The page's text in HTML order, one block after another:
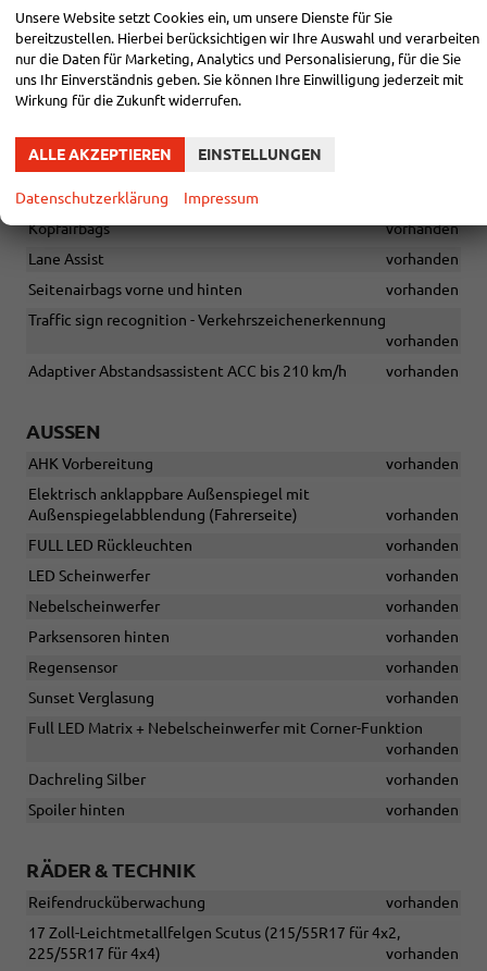
vorhanden
Fahrer- und abschaltbarer Beifahrerairbag
vorhanden
Fahrer-Knieairbag
vorhanden
Gurtanlegesignalisation für alle Sitze
Isofix-Vorbereitung auf den äußeren Rücksitzen, inklusive Top-
Tether
Kopfairbags
vorhanden
Lane Assist
vorhanden
Seitenairbags vorne und hinten
vorhanden
Traffic sign recognition - Verkehrszeichenerkennung
vorhanden
Adaptiver Abstandsassistent ACC bis 210 km/h
vorhanden
AUSSEN
AHK Vorbereitung
vorhanden
Elektrisch anklappbare Außenspiegel mit
Außenspiegelabblendung (Fahrerseite)
vorhanden
FULL LED Rückleuchten
vorhanden
LED Scheinwerfer
vorhanden
Nebelscheinwerfer
vorhanden
Parksensoren hinten
vorhanden
Regensensor
vorhanden
Sunset Verglasung
vorhanden
Full LED Matrix + Nebelscheinwerfer mit Corner-Funktion
vorhanden
Dachreling Silber
vorhanden
Spoiler hinten
vorhanden
RÄDER & TECHNIK
Reifendrucküberwachung
vorhanden
17 Zoll-Leichtmetallfelgen Scutus (215/55R17 für 4x2,
225/55R17 für 4x4)
vorhanden
Unsere Website setzt Cookies ein, um unsere Dienste für Sie
bereitzustellen. Hierbei berücksichtigen wir Ihre Auswahl und verarbeiten
nur die Daten für Marketing, Analytics und Personalisierung, für die Sie
uns Ihr Einverständnis geben. Sie können Ihre Einwilligung jederzeit mit
Wirkung für die Zukunft widerrufen.
ALLE AKZEPTIEREN EINSTELLUNGEN
Datenschutzerklärung Impressum